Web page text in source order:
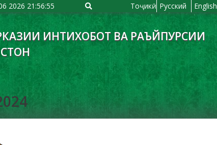
2026 21:56:56 Тоҷикӣ Русский English
ИНТИХОБОТ ВА РАЪЙПУРСИИ